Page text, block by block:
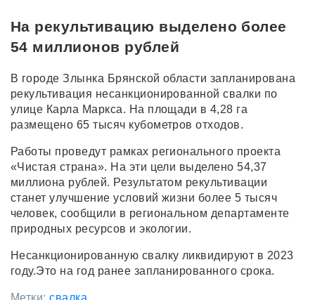
На рекультивацию выделено более
54 миллионов рублей
В городе Злынка Брянской области запланирована
рекультивация несанкционированной свалки по
улице Карла Маркса. На площади в 4,28 га
размещено 65 тысяч кубометров отходов.
Работы проведут рамках регионального проекта
«Чистая страна». На эти цели выделено 54,37
миллиона рублей. Результатом рекультивации
станет улучшение условий жизни более 5 тысяч
человек, сообщили в региональном департаменте
природных ресурсов и экологии.
Несанкционированную свалку ликвидируют в 2023
году.Это на год ранее запланированного срока.
Метки:свалка